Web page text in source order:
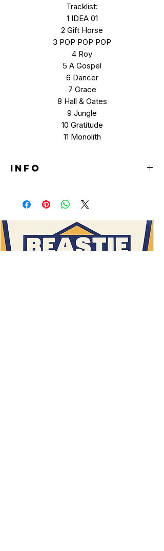
Tracklist:
1 IDEA 01
2 Gift Horse
3 POP POP POP
4 Roy
5 A Gospel
6 Dancer
7 Grace
8 Hall & Oates
9 Jungle
10 Gratitude
11 Monolith
INFO